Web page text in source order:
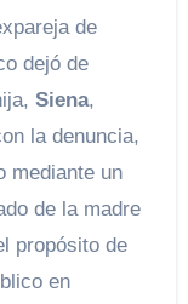
de
dejó de
Siena,
la denuncia,
mediante un
de la madre
propósito de
en